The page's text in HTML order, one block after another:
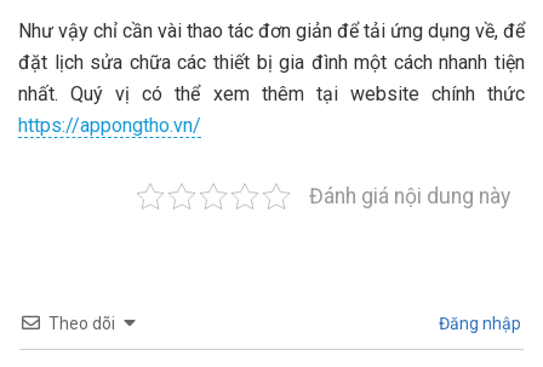
Như vậy chỉ cần vài thao tác đơn giản để tải ứng dụng về, để
đặt lịch sửa chữa các thiết bị gia đình một cách nhanh tiện
nhất. Quý vị có thể xem thêm tại website chính thức
https://appongtho.vn/
Đánh giá nội dung này
Theo dõi Đăng nhập